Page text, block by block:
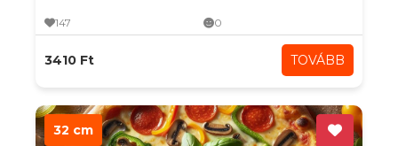
147 0
3410 Ft TOVÁBB
32 cm